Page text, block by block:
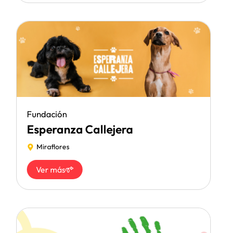
Fundación
Esperanza Callejera
Miraflores
Ver más